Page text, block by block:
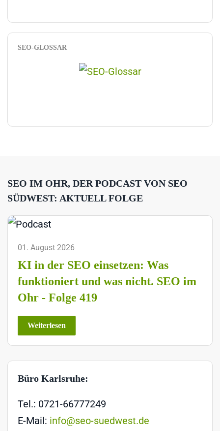
SEO-GLOSSAR
SEO IM OHR, DER PODCAST VON SEO
SÜDWEST: AKTUELL FOLGE
01. August 2026
KI in der SEO einsetzen: Was
funktioniert und was nicht. SEO im
Ohr - Folge 419
Weiterlesen
Büro Karlsruhe:
Tel.: 0721-66777249
E-Mail: info@seo-suedwest.de